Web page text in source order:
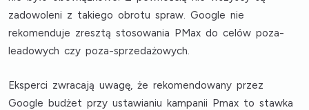
zadowoleni z takiego obrotu spraw. Google nie
rekomenduje zresztą stosowania PMax do celów poza-
leadowych czy poza-sprzedażowych.
Eksperci zwracają uwagę, żerekomendowany przez
Google budżet przy ustawianiu kampanii Pmax to stawka